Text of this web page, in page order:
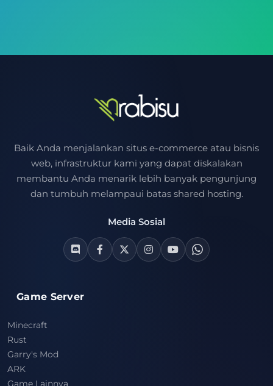
Baik Anda menjalankan situs e-commerce atau bisnis
web, infrastruktur kami yang dapat diskalakan
membantu Anda menarik lebih banyak pengunjung
dan tumbuh melampaui batas shared hosting.
Media Sosial
Game Server
Minecraft
Rust
Garry's Mod
ARK
Game Lainnya